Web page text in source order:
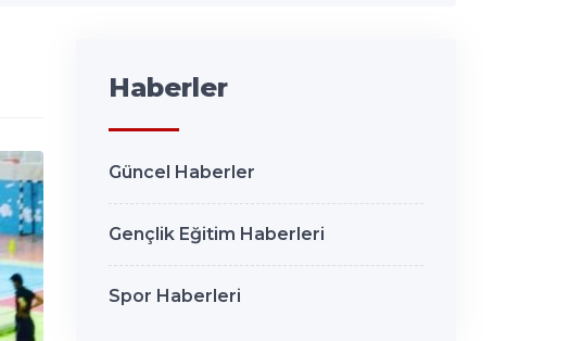
Haberler
Güncel Haberler
Gençlik Eğitim Haberleri
Spor Haberleri